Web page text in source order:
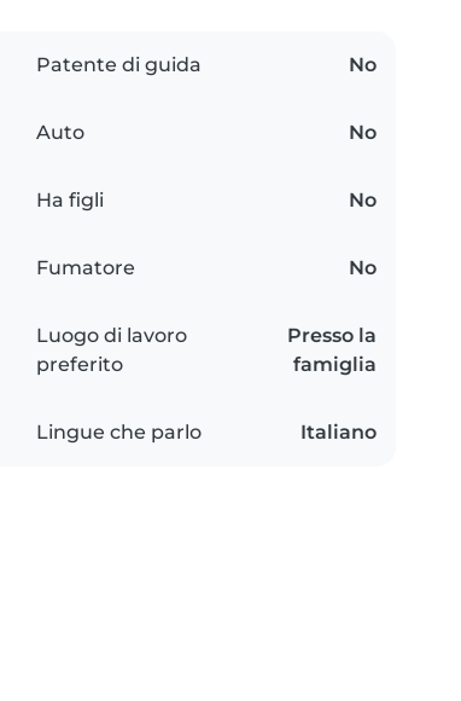
Patente di guida No
Auto No
Ha figli No
Fumatore No
Luogo di lavoro
preferito
Presso la
famiglia
Lingue che parlo Italiano